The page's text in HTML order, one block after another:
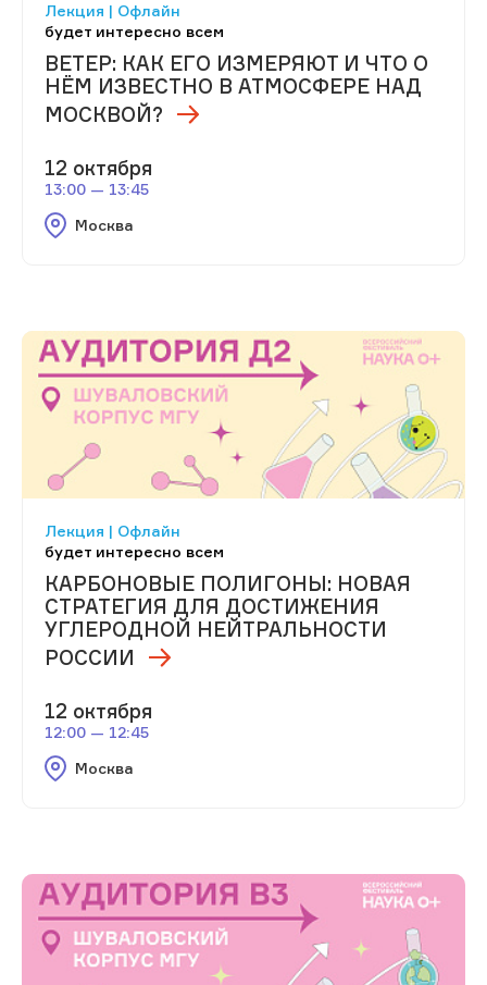
Лекция | Офлайн
будет интересно всем
ВЕТЕР: КАК ЕГО ИЗМЕРЯЮТ И ЧТО О
НЁМ ИЗВЕСТНО В АТМОСФЕРЕ НАД
МОСКВОЙ?
12 октября
13:00 — 13:45
Москва
Лекция | Офлайн
будет интересно всем
КАРБОНОВЫЕ ПОЛИГОНЫ: НОВАЯ
СТРАТЕГИЯ ДЛЯ ДОСТИЖЕНИЯ
УГЛЕРОДНОЙ НЕЙТРАЛЬНОСТИ
РОССИИ
12 октября
12:00 — 12:45
Москва